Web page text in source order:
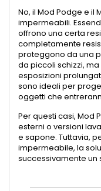
No, il Mod Podge e il
impermeabili.
offrono una certa
completamente
proteggono da una
da piccoli schizzi,
esposizioni
sono ideali per
oggetti che
Per questi casi, Mod
esterni o versioni
e sapone. Tuttavia,
impermeabile, la
successivamente un